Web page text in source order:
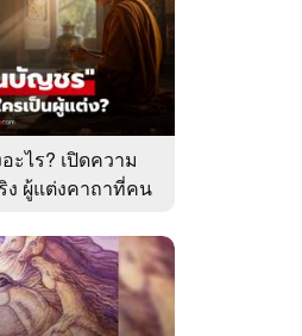
ไร? เปิดความ
ง ผู้แต่งคาถาที่คน